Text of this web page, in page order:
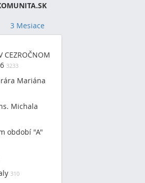
3 Mesiace
CEZROČNOM
3233
Mariána
Michala
období "A"
310